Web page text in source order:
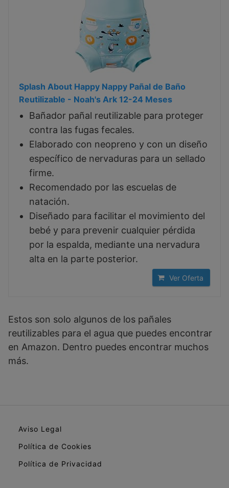
Splash About Happy Nappy Pañal de Baño
Reutilizable - Noah's Ark 12-24 Meses
Bañador pañal reutilizable para proteger
contra las fugas fecales.
Elaborado con neopreno y con un diseño
específico de nervaduras para un sellado
firme.
Recomendado por las escuelas de
natación.
Diseñado para facilitar el movimiento del
bebé y para prevenir cualquier pérdida
por la espalda, mediante una nervadura
alta en la parte posterior.
Ver Oferta
Estos son solo algunos de los pañales
reutilizables para el agua que puedes encontrar
en Amazon. Dentro puedes encontrar muchos
más.
Aviso Legal
Política de Cookies
Política de Privacidad